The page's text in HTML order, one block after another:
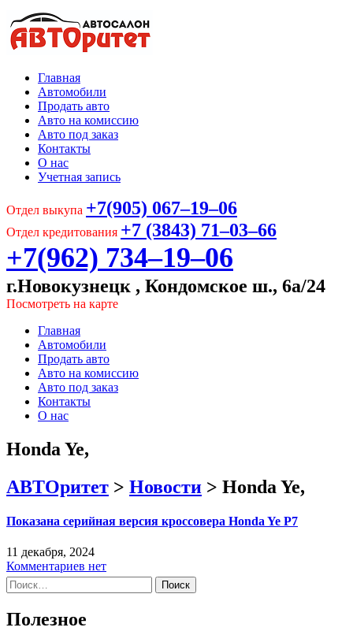
Главная
Автомобили
Продать авто
Авто на комиссию
Авто под заказ
Контакты
О нас
Учетная запись
Отдел выкупа +7(905) 067‒19‒06
Отдел кредитования +7 (3843) 71‒03‒66
+7(962) 734‒19‒06
г.Новокузнецк , Кондомское ш., 6а/24
Посмотреть на карте
Главная
Автомобили
Продать авто
Авто на комиссию
Авто под заказ
Контакты
О нас
Honda Ye,
АВТОритет > Новости > Honda Ye,
Показана серийная версия кроссовера Honda Ye P7
11 декабря, 2024
Комментариев нет
Найти:
Полезное